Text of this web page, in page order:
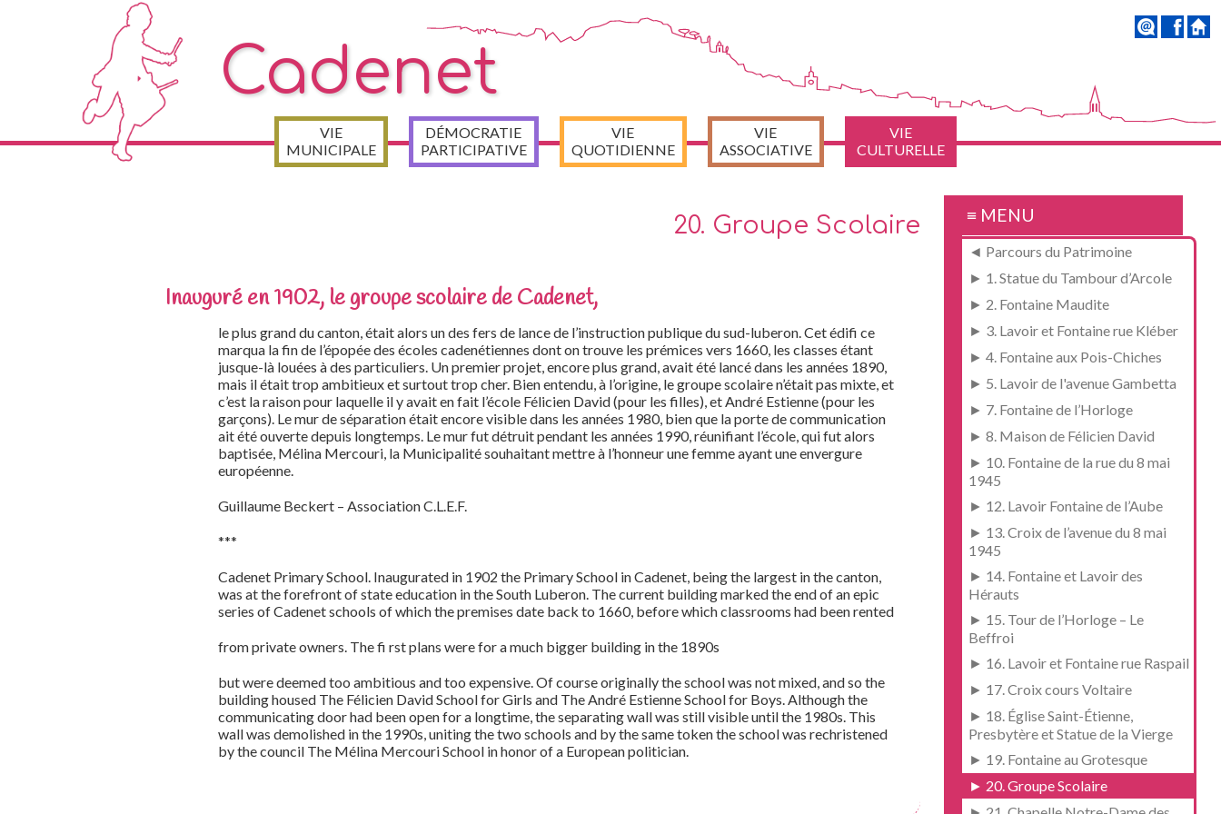
Cadenet
VIE
MUNICIPALE
DÉMOCRATIE
PARTICIPATIVE
VIE
QUOTIDIENNE
VIE
ASSOCIATIVE
VIE
CULTURELLE
≡ MENU
◄ Parcours du Patrimoine
► 1. Statue du Tambour d’Arcole
► 2. Fontaine Maudite
► 3. Lavoir et Fontaine rue Kléber
► 4. Fontaine aux Pois-Chiches
► 5. Lavoir de l'avenue Gambetta
► 7. Fontaine de l’Horloge
► 8. Maison de Félicien David
► 10. Fontaine de la rue du 8 mai
1945
► 12. Lavoir Fontaine de l’Aube
► 13. Croix de l’avenue du 8 mai
1945
► 14. Fontaine et Lavoir des
Hérauts
► 15. Tour de l’Horloge – Le
Beffroi
► 16. Lavoir et Fontaine rue Raspail
► 17. Croix cours Voltaire
► 18. Église Saint-Étienne,
Presbytère et Statue de la Vierge
► 19. Fontaine au Grotesque
► 20. Groupe Scolaire
20. Groupe Scolaire
Inauguré en 1902, le groupe scolaire de Cadenet,
le plus grand du canton, était alors un des fers de lance de l’instruction publique du sud-luberon. Cet édifi ce
marqua la fin de l’épopée des écoles cadenétiennes dont on trouve les prémices vers 1660, les classes étant
jusque-là louées à des particuliers. Un premier projet, encore plus grand, avait été lancé dans les années 1890,
mais il était trop ambitieux et surtout trop cher. Bien entendu, à l’origine, le groupe scolaire n’était pas mixte, et
c’est la raison pour laquelle il y avait en fait l’école Félicien David (pour les filles), et André Estienne (pour les
garçons). Le mur de séparation était encore visible dans les années 1980, bien que la porte de communication
ait été ouverte depuis longtemps. Le mur fut détruit pendant les années 1990, réunifiant l’école, qui fut alors
baptisée, Mélina Mercouri, la Municipalité souhaitant mettre à l’honneur une femme ayant une envergure
européenne.
Guillaume Beckert – Association C.L.E.F.
***
Cadenet Primary School. Inaugurated in 1902 the Primary School in Cadenet, being the largest in the canton,
was at the forefront of state education in the South Luberon. The current building marked the end of an epic
series of Cadenet schools of which the premises date back to 1660, before which classrooms had been rented
from private owners. The fi rst plans were for a much bigger building in the 1890s
but were deemed too ambitious and too expensive. Of course originally the school was not mixed, and so the
building housed The Félicien David School for Girls and The André Estienne School for Boys. Although the
communicating door had been open for a longtime, the separating wall was still visible until the 1980s. This
wall was demolished in the 1990s, uniting the two schools and by the same token the school was rechristened
by the council The Mélina Mercouri School in honor of a European politician.